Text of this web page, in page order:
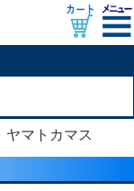
ヤマトカマス